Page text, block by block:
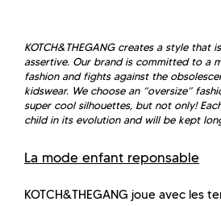
KOTCH&THEGANG creates a style that
assertive. Our brand is committed to a
fashion and fights against the
kidswear. We choose an “oversize”
super cool silhouettes, but not only!
child in its evolution and will be kept
La mode enfant reponsable
KOTCH&THEGANG joue avec les